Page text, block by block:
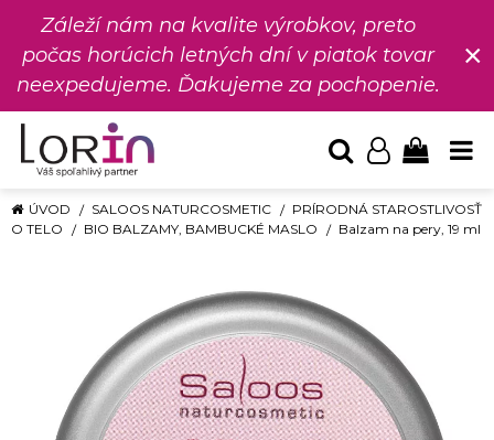
Záleží nám na kvalite výrobkov, preto
počas horúcich letných dní v piatok tovar
neexpedujeme. Ďakujeme za pochopenie.
×
ÚVOD SALOOS NATURCOSMETIC
PRÍRODNÁ STAROSTLIVOSŤ
O TELO
BIO BALZAMY, BAMBUCKÉ MASLO Balzam na pery, 19 ml